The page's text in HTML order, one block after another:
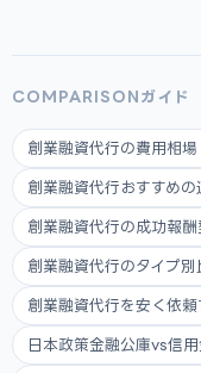
COMPARISONガイド
創業融資代行の費用相
創業融資代行おすすめ
創業融資代行の成功報
創業融資代行のタイプ
創業融資代行を安く依
日本政策金融公庫vs信用